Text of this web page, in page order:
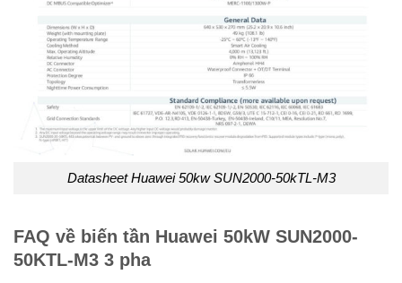
Datasheet Huawei 50kw SUN2000-50kTL-M3
FAQ về biến tần Huawei 50kW SUN2000-
50KTL-M3 3 pha